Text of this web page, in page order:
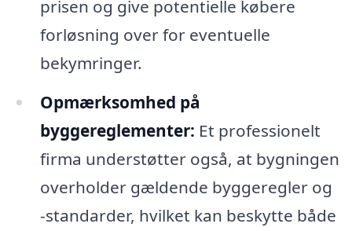
prisen og give potentielle købere
forløsning over for eventuelle
bekymringer.
Opmærksomhed på
byggereglementer: Et professionelt
firma understøtter også, at bygningen
overholder gældende byggeregler og
-standarder, hvilket kan beskytte både